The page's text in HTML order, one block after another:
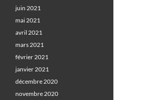
juin 2021
mai 2021
avril 2021
mars 2021
février 2021
janvier 2021
décembre 2020
novembre 2020